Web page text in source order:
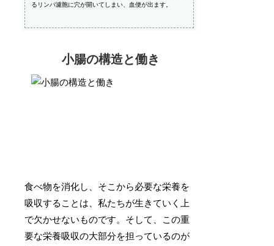
るリンパ濾胞に穴が開いてしまい、血便が出ます。
小腸の構造と働き
食べ物を消化し、そこから必要な栄養を
吸収することは、私たちが生きていく上
で欠かせないものです。そして、この重
要な栄養吸収の大部分を担っているのが